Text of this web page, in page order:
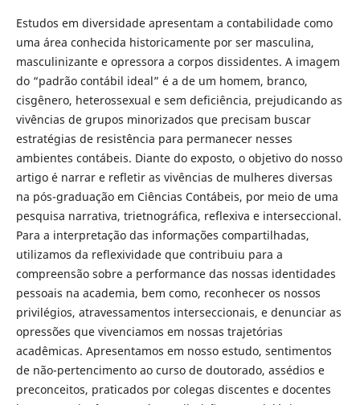
Estudos em diversidade apresentam a contabilidade como
uma área conhecida historicamente por ser masculina,
masculinizante e opressora a corpos dissidentes. A imagem
do “padrão contábil ideal” é a de um homem, branco,
cisgênero, heterossexual e sem deficiência, prejudicando as
vivências de grupos minorizados que precisam buscar
estratégias de resistência para permanecer nesses
ambientes contábeis. Diante do exposto, o objetivo do nosso
artigo é narrar e refletir as vivências de mulheres diversas
na pós-graduação em Ciências Contábeis, por meio de uma
pesquisa narrativa, trietnográfica, reflexiva e interseccional.
Para a interpretação das informações compartilhadas,
utilizamos da reflexividade que contribuiu para a
compreensão sobre a performance das nossas identidades
pessoais na academia, bem como, reconhecer os nossos
privilégios, atravessamentos interseccionais, e denunciar as
opressões que vivenciamos em nossas trajetórias
acadêmicas. Apresentamos em nosso estudo, sentimentos
de não-pertencimento ao curso de doutorado, assédios e
preconceitos, praticados por colegas discentes e docentes